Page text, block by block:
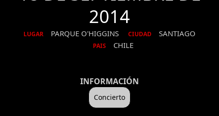
2014
LUGAR PARQUE O'HIGGINS CIUDAD SANTIAGO
PAIS CHILE
INFORMACIÓN
Concierto